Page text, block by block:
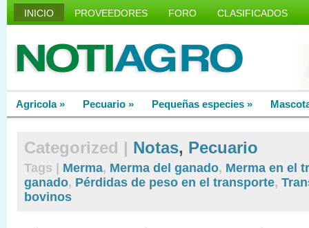
INICIO PROVEEDORES FORO CLASIFICADOS
Agricola» Pecuario » Pequeñas especies »
Categorized | Notas, Pecuario
Tags | Merma, Merma del ganado, Merma en el
ganado, Pérdidas de peso en el transporte,
bovinos